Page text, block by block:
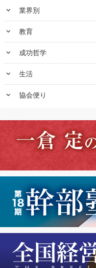
keyboard_arrow_down 業界別
keyboard_arrow_down 教育
keyboard_arrow_down 成功哲学
keyboard_arrow_down 生活
keyboard_arrow_down 協会便り